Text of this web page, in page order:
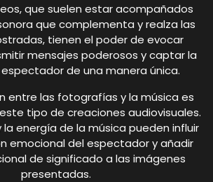
que suelen estar acompañados
que complementa y realza las
tienen el poder de evocar
mensajes poderosos y captar la
de una manera única.
entre las fotografías y la música es
tipo de creaciones audiovisuales.
la energía de la música pueden influir
emocional del espectador y añadir
de significado a las imágenes
presentadas.